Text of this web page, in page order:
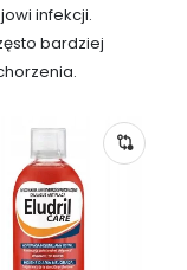
infekcji.
bardziej